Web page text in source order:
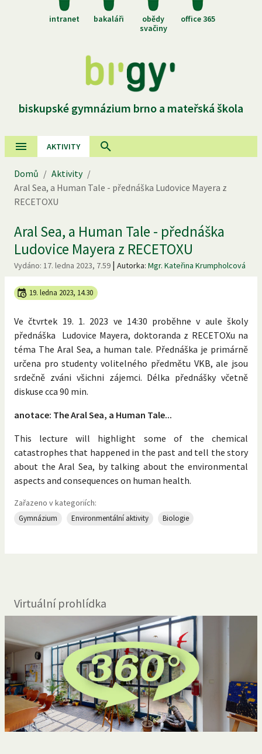
intranet bakaláři
obědy
svačiny
office 365
biskupské gymnázium brno a mateřská škola
AKTIVITY
Domů / Aktivity /
Aral Sea, a Human Tale - přednáška Ludovice Mayera z
RECETOXU
Aral Sea, a Human Tale - přednáška
Ludovice Mayera z RECETOXU
Vydáno: 17. ledna 2023, 7.59 | Autorka: Mgr. Kateřina Krumpholcová
19. ledna 2023, 14.30
Ve čtvrtek 19. 1. 2023 ve 14:30 proběhne v aule školy
přednáška Ludovice Mayera, doktoranda z RECETOXu na
téma The Aral Sea, a human tale. Přednáška je primárně
určena pro studenty volitelného předmětu VKB, ale jsou
srdečně zváni všichni zájemci. Délka přednášky včetně
diskuse cca 90 min.
anotace: The Aral Sea, a Human Tale...
This lecture will highlight some of the chemical
catastrophes that happened in the past and tell the story
about the Aral Sea, by talking about the environmental
aspects and consequences on human health.
Zařazeno v kategoriích:
Gymnázium Environmentální aktivity Biologie
Virtuální prohlídka